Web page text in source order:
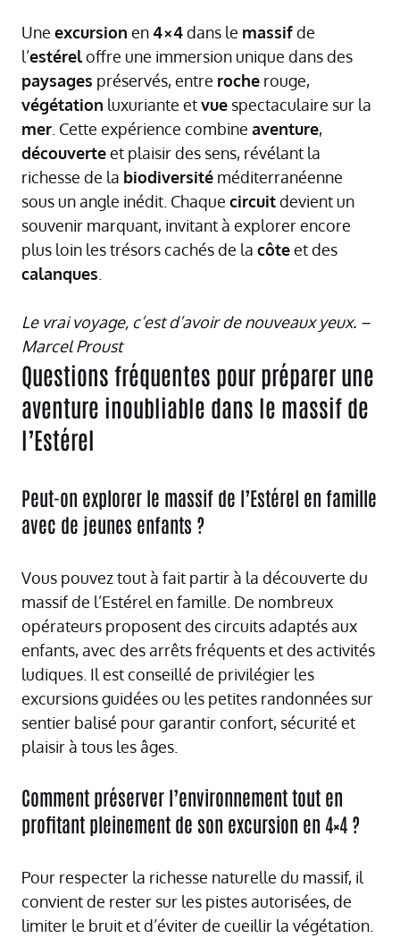
Une excursion en4×4dans le massifde
l’estéreloffre une immersion unique dans des
paysages préservés, entre roche rouge,
végétation luxuriante etvue spectaculaire sur la
mer . Cette expérience combine aventure,
découverteet plaisir des sens, révélant la
richesse de la biodiversité méditerranéenne
sous un angle inédit. Chaque circuitdevient un
souvenir marquant, invitant à explorer encore
plus loin les trésors cachés de la côteet des
calanques
Le vrai voyage, c’est d’avoir de nouveaux yeux. –
Marcel Proust
Questions fréquentes pour préparer une
aventure inoubliable dans le massif de
l’Estérel
Peut-on explorer le massif de l’Estérel en famille
avec de jeunes enfants ?
Vous pouvez tout à fait partir à la découverte du
massif de l’Estérel en famille. De nombreux
opérateurs proposent des circuits adaptés aux
enfants, avec des arrêts fréquents et des activités
ludiques. Il est conseillé de privilégier les
excursions guidées ou les petites randonnées sur
sentier balisé pour garantir confort, sécurité et
plaisir à tous les âges.
Comment préserver l’environnement tout en
profitant pleinement de son excursion en 4×4 ?
Pour respecter la richesse naturelle du massif, il
convient de rester sur les pistes autorisées, de
limiter le bruit et d’éviter de cueillir la végétation.